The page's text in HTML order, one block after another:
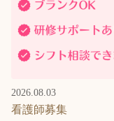
2026.08.03
看護師募集